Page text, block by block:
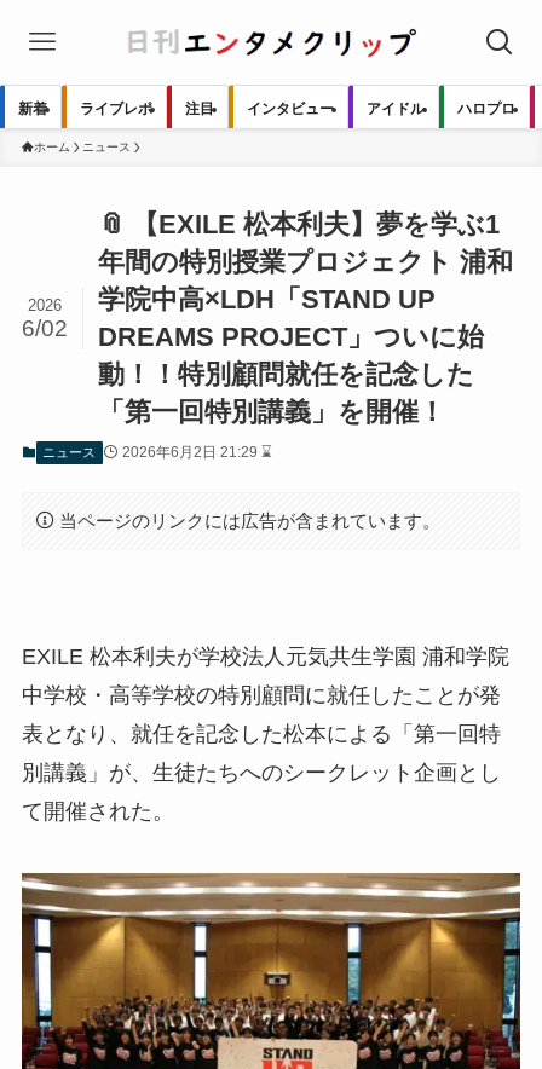
新着 ライブレポ 注目 インタビュー アイドル ハロプロ
ホーム ニュース
📎 【EXILE 松本利夫】夢を学ぶ1
年間の特別授業プロジェクト 浦和
学院中高×LDH「STAND UP
DREAMS PROJECT」ついに始
動！！特別顧問就任を記念した
「第一回特別講義」を開催！
2026
6/02
ニュース 2026年6月2日 21:29 ⌛
当ページのリンクには広告が含まれています。
EXILE 松本利夫が学校法人元気共生学園 浦和学院
中学校・高等学校の特別顧問に就任したことが発
表となり、就任を記念した松本による「第一回特
別講義」が、生徒たちへのシークレット企画とし
て開催された。